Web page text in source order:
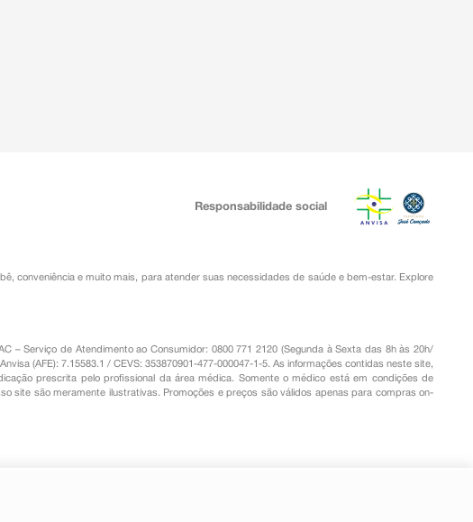
Responsabilidade social
, conveniênciae muito mais, para atender suas necessidades de saúde e bem-estar. Explore
– Serviço de Atendimento ao Consumidor: 0800 771 2120 (Segunda à Sexta das 8h às 20h/
(AFE): 7.15583.1 / CEVS: 353870901-477-000047-1-5. As informações contidas neste site,
prescrita pelo profissional da área médica. Somente o médico está em condições de
site são meramente ilustrativas. Promoções e preços são válidos apenas para compras on-